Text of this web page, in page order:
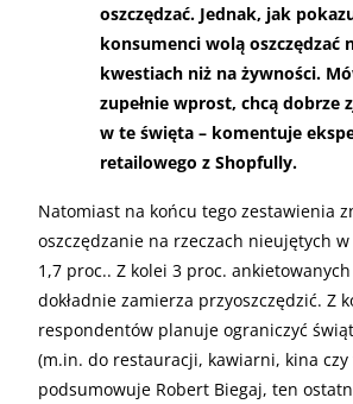
oszczędzać. Jednak, jak
konsumenci wolą oszczędzać
kwestiach niż na żywności.
zupełnie wprost, chcą dobrze
w te święta – komentuje
retailowego z Shopfully.
Natomiast na końcu tego zestawienia
oszczędzanie na rzeczach nieujętych
1,7 proc.. Z kolei 3 proc.
dokładnie zamierza przyoszczędzić. Z
respondentów planuje ograniczyć
(m.in. do restauracji, kawiarni, kina czy
podsumowuje Robert Biegaj, ten